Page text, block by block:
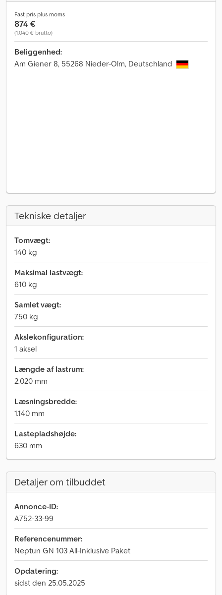
Fast pris plus moms
874 €
(1.040 € brutto)
Beliggenhed:
Am Giener 8, 55268 Nieder-Olm, Deutschland
Tekniske detaljer
Tomvægt:
140 kg
Maksimal lastvægt:
610 kg
Samlet vægt:
750 kg
Akslekonfiguration:
1 aksel
Længde af lastrum:
2.020 mm
Læsningsbredde:
1.140 mm
Lastepladshøjde:
630 mm
Detaljer om tilbuddet
Annonce-ID:
A752-33-99
Referencenummer:
Neptun GN 103 All-Inklusive Paket
Opdatering:
sidst den 25.05.2025